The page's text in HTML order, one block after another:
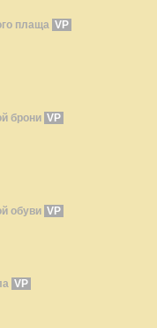
плаща VP
брони VP
обуви VP
VP